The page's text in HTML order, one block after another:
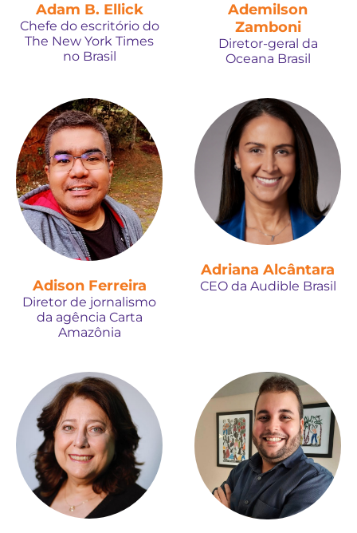
Adam B. Ellick
Chefe do escritório do
The New York Times
no Brasil
Ademilson
Zamboni
Diretor-geral da
Oceana Brasil
Adison Ferreira
Diretor de jornalismo
da agência Carta
Amazônia
Adriana Alcântara
CEO da Audible Brasil